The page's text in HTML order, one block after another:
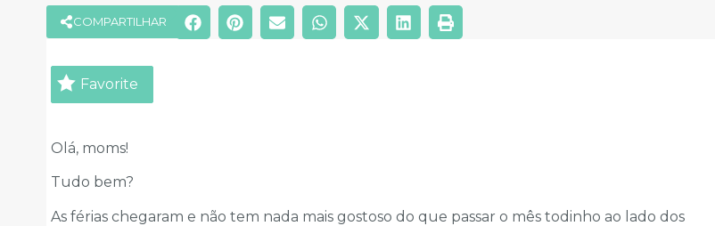
COMPARTILHAR
Favorite
Olá, moms!
Tudo bem?
As férias chegaram e não tem nada mais gostoso do que passar o mês todinho ao lado dos